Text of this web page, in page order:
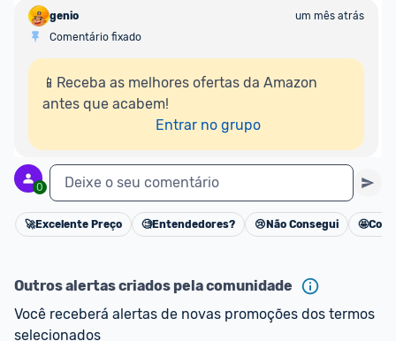
genio
um mês atrás
Comentário fixado
📱Receba as melhores ofertas da Amazon
antes que acabem!
Entrar no grupo
0 Deixe o seu comentário
Cancelar
🚀Excelente Preço 🧐Entendedores? 😢 Não Consegui 🤩
Outros alertas criados pela comunidade
Você receberá alertas de novas promoções dos termos
selecionados